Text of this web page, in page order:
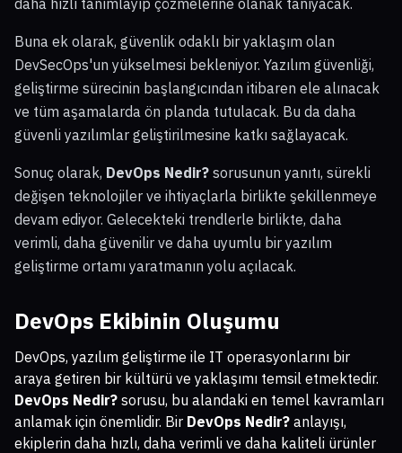
Buna ek olarak, güvenlik odaklı bir yaklaşım olan
DevSecOps'un yükselmesi bekleniyor. Yazılım güvenliği,
geliştirme sürecinin başlangıcından itibaren ele alınacak
ve tüm aşamalarda ön planda tutulacak. Bu da daha
güvenli yazılımlar geliştirilmesine katkı sağlayacak.
Sonuç olarak, DevOps Nedir? sorusunun yanıtı, sürekli
değişen teknolojiler ve ihtiyaçlarla birlikte şekillenmeye
devam ediyor. Gelecekteki trendlerle birlikte, daha
verimli, daha güvenilir ve daha uyumlu bir yazılım
geliştirme ortamı yaratmanın yolu açılacak.
DevOps Ekibinin Oluşumu
DevOps, yazılım geliştirme ile IT operasyonlarını bir
araya getiren bir kültürü ve yaklaşımı temsil etmektedir.
DevOps Nedir? sorusu, bu alandaki en temel kavramları
anlamak için önemlidir. Bir DevOps Nedir? anlayışı,
ekiplerin daha hızlı, daha verimli ve daha kaliteli ürünler